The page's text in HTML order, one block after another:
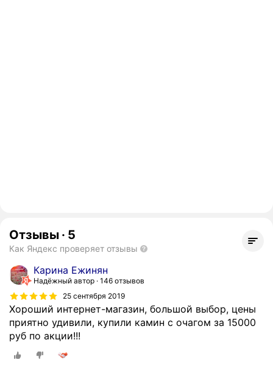
Отзывы · 5
Как Яндекс проверяет отзывы
Карина Ежинян
Надёжный автор 146 отзывов
25 сентября 2019
Хороший интернет-магазин, большой выбор, цены
приятно удивили, купили камин с очагом за 15000
руб по акции!!!